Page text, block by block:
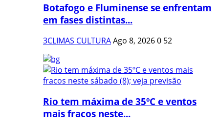
Botafogo e Fluminense se enfrentam
em fases distintas...
3CLIMAS CULTURAAgo 8, 20260 52
Rio tem máxima de 35ºC e ventos
mais fracos neste...